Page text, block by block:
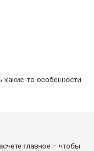
то особенности.
главное – чтобы